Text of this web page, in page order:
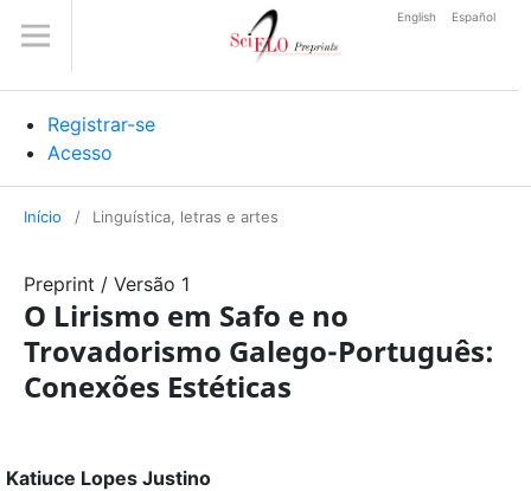
Registrar-se
Acesso
English Español
Início / Linguística, letras e artes
Preprint / Versão 1
O Lirismo em Safo e no
Trovadorismo Galego-Português:
Conexões Estéticas
Katiuce Lopes Justino